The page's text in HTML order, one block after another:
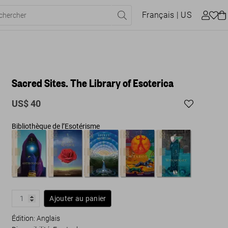
Français | US
Sacred Sites. The Library of Esoterica
US$ 40
Bibliothèque de l’Esotérisme
Ajouter au panier
Édition: Anglais